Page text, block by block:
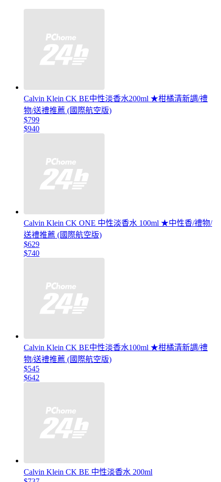
Calvin Klein CK BE中性淡香水200ml ★柑橘清新調/禮
物/送禮推薦 (國際航空版)
$799
$940
Calvin Klein CK ONE 中性淡香水 100ml ★中性香/禮物/
送禮推薦 (國際航空版)
$629
$740
Calvin Klein CK BE中性淡香水100ml ★柑橘清新調/禮
物/送禮推薦 (國際航空版)
$545
$642
Calvin Klein CK BE 中性淡香水 200ml